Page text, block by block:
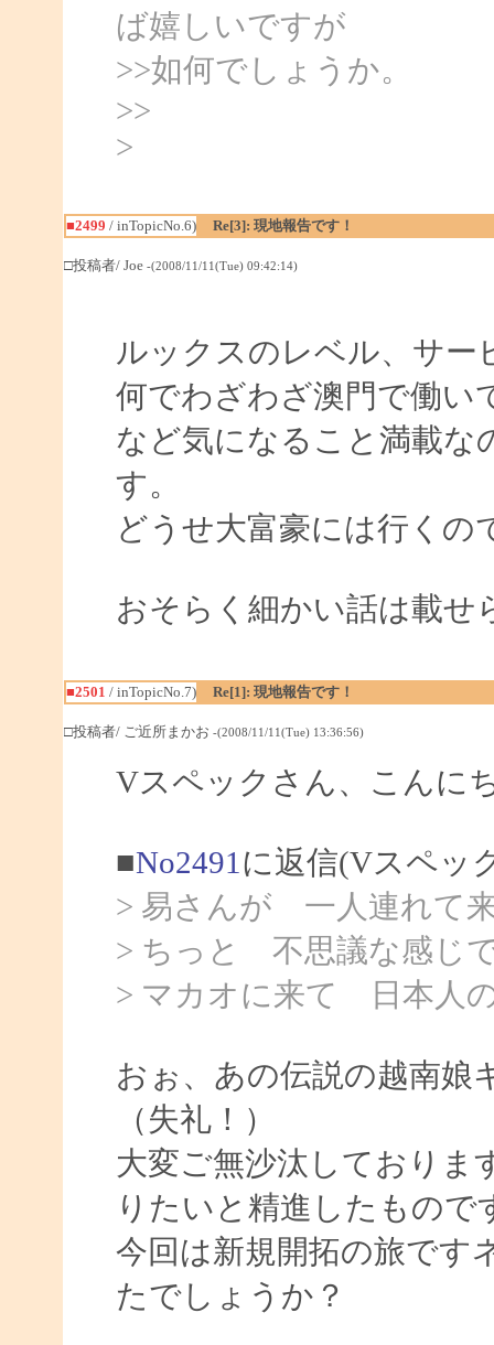
ば嬉しいですが
>>如何でしょうか。
>>
>
■2499 / inTopicNo.6) Re[3]: 現地報告です！
□投稿者/ Joe -(2008/11/11(Tue) 09:42:14)
ルックスのレベル、サー
何でわざわざ澳門で働い
など気になること満載な
す。
どうせ大富豪には行く
おそらく細かい話は載
■2501 / inTopicNo.7) Re[1]: 現地報告です！
□投稿者/ ご近所まかお -(2008/11/11(Tue) 13:36:56)
Vスペックさん、こんに
■No2491 に返信(Vスペッ
> 易さんが 一人連れて
> ちっと 不思議な感じ
> マカオに来て 日本人
おぉ、あの伝説の越南娘
（失礼！）
大変ご無沙汰しておりま
りたいと精進したもので
今回は新規開拓の旅です
たでしょうか？